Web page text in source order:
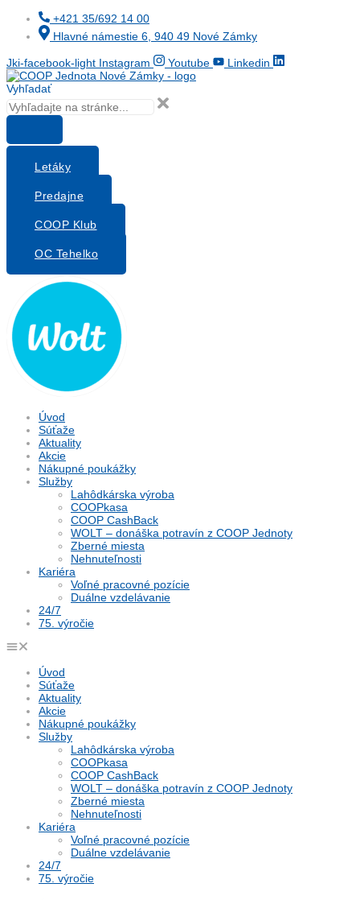
Preskočiť
obsah
+421 35/692 14 00
Hlavné námestie 6, 940 49 Nové Zámky
Jki-facebook-light Instagram Youtube
Linkedin
Vyhľadať
Letáky
Predajne
COOP Klub
OC Tehelko
Úvod
Súťaže
Aktuality
Akcie
Nákupné poukážky
Služby
Lahôdkárska výroba
COOPkasa
COOP CashBack
WOLT – donáška potravín z COOP Jednoty
Zberné miesta
Nehnuteľnosti
Kariéra
Voľné pracovné pozície
Duálne vzdelávanie
24/7
75. výročie
Úvod
Súťaže
Aktuality
Akcie
Nákupné poukážky
Služby
Lahôdkárska výroba
COOPkasa
COOP CashBack
WOLT – donáška potravín z COOP Jednoty
Zberné miesta
Nehnuteľnosti
Kariéra
Voľné pracovné pozície
Duálne vzdelávanie
24/7
75. výročie